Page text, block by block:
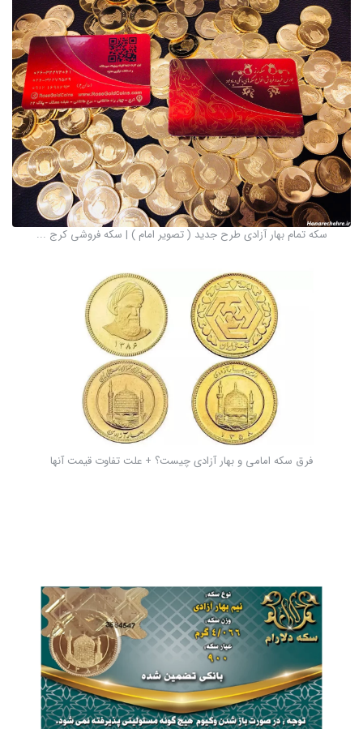
سکه تمام بهار آزادی طرح جدید ( تصویر امام ) | سکه فروشی کرج ...
فرق سکه امامی و بهار آزادی چیست؟ + علت تفاوت قیمت آنها